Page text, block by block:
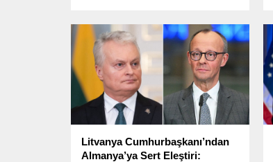
Husilere yönelik hava saldırılarını
değerlendirdi ve ABD’nin İran’a
karşı sert bir tutum takındığını
vurguladı.
Litvanya Cumhurbaşkanı’ndan
Almanya’ya Sert Eleştiri: